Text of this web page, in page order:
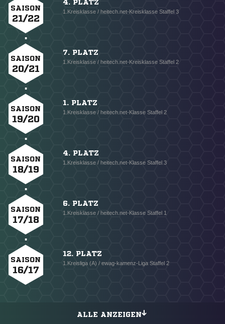
SAISON
21/22
4. PLATZ
1.Kreisklasse / heitech.net-Kreisklasse Staffel 3
SAISON
20/21
7. PLATZ
1.Kreisklasse / heitech.net-Kreisklasse Staffel 2
SAISON
19/20
1. PLATZ
1.Kreisklasse / heitech.net-Klasse Staffel 2
SAISON
18/19
4. PLATZ
1.Kreisklasse / heitech.net-Klasse Staffel 3
SAISON
17/18
6. PLATZ
1.Kreisklasse / heitech.net-Klasse Staffel 1
SAISON
16/17
12. PLATZ
1.Kreisliga (A) / ewag-kamenz-Liga Staffel 2
ALLE ANZEIGEN